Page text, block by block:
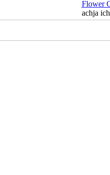
Flower
achja